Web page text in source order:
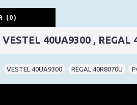
(0)
40UA9300 , REGAL
VESTEL 40UA9300 REGAL 40R8070U